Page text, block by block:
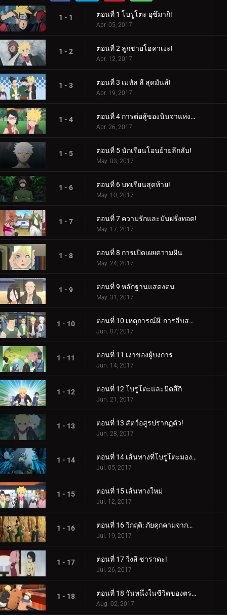
1 - 1 ตอนที่ 1 โบรูโตะ อุซึมากิ!
Apr. 05, 2017
1 - 2 ตอนที่ 2 ลูกชายโฮคาเงะ!
Apr. 12, 2017
1 - 3 ตอนที่ 3 เมทัล ลี สุดมันส์!
Apr. 19, 2017
1 - 4 ตอนที่ 4 การต่อสู้ของนินจาแห่งเพศ!
Apr. 26, 2017
1 - 5 ตอนที่ 5 นักเรียนโอนย้ายลึกลับ!
May. 03, 2017
1 - 6 ตอนที่ 6 บทเรียนสุดท้าย!
May. 10, 2017
1 - 7 ตอนที่ 7 ความรักและมันฝรั่งทอด!
May. 17, 2017
1 - 8 ตอนที่ 8 การเปิดเผยความฝัน
May. 24, 2017
1 - 9 ตอนที่ 9 หลักฐานแสดงตน
May. 31, 2017
1 - 10 ตอนที่ 10 เหตุการณ์ผี: การสืบสวนเริ่มต้นขึ้น!
Jun. 07, 2017
1 - 11 ตอนที่ 11 เงาของผู้บงการ
Jun. 14, 2017
1 - 12 ตอนที่ 12 โบรูโตะและมิตสึกิ
Jun. 21, 2017
1 - 13 ตอนที่ 13 สัตว์อสูรปรากฏตัว!
Jun. 28, 2017
1 - 14 ตอนที่ 14 เส้นทางที่โบรูโตะมองเห็น
Jul. 05, 2017
1 - 15 ตอนที่ 15 เส้นทางใหม่
Jul. 12, 2017
1 - 16 ตอนที่ 16 วิกฤติ: ภัยคุกคามจากความล้มเหลว!
Jul. 19, 2017
1 - 17 ตอนที่ 17 วิ่งสิ ซาราดะ!
Jul. 26, 2017
1 - 18 ตอนที่ 18 วันหนึ่งในชีวิตของตระกูลอุซึมากิ
Aug. 02, 2017